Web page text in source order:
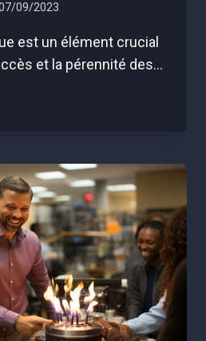
09/2023
est un élément crucial
et la pérennité des…